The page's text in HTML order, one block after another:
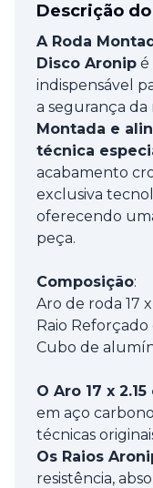
Descrição
A Roda
Disco Aronip é
indispensável
a segurança
Montada e
técnica
acabamento
exclusiva
oferecendo
peça.
Composição:
Aro de roda 17
Raio Reforçado
Cubo de
O Aro 17 x
em aço
técnicas
Os Raios
resistência,